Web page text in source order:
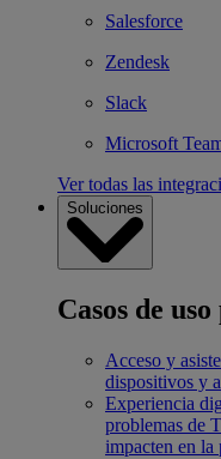
Salesforce
Zendesk
Slack
Microsoft
Ver todas las
Soluciones
Casos de
Acceso y
dispositivos y
Experiencia
problemas de
impacten en